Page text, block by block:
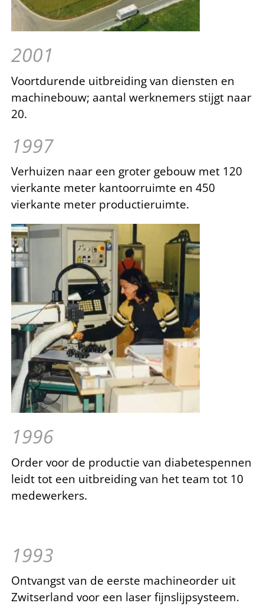
2001
Voortdurende uitbreiding van diensten en
machinebouw; aantal werknemers stijgt naar
20.
1997
Verhuizen naar een groter gebouw met 120
vierkante meter kantoorruimte en 450
vierkante meter productieruimte.
1996
Order voor de productie van diabetespennen
leidt tot een uitbreiding van het team tot 10
medewerkers.
1993
Ontvangst van de eerste machineorder uit
Zwitserland voor een laser fijnslijpsysteem.